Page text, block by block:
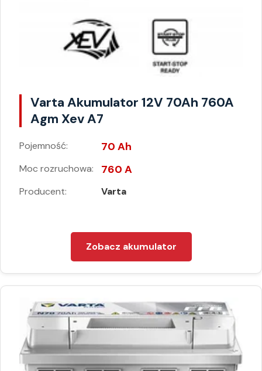
Varta Akumulator 12V 70Ah 760A
Agm Xev A7
Pojemność: 70 Ah
Moc rozruchowa: 760 A
Producent: Varta
Zobacz akumulator